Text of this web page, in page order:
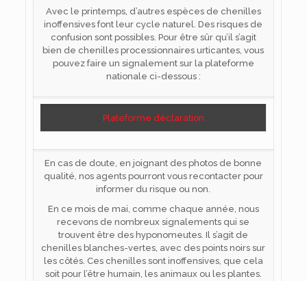
Avec le printemps, d’autres espèces de chenilles
inoffensives font leur cycle naturel. Des risques de
confusion sont possibles. Pour être sûr qu’il s’agit
bien de chenilles processionnaires urticantes, vous
pouvez faire un signalement sur la plateforme
nationale ci-dessous :
Plateforme déclaration
En cas de doute, en joignant des photos de bonne
qualité, nos agents pourront vous recontacter pour
informer du risque ou non.
En ce mois de mai, comme chaque année, nous
recevons de nombreux signalements qui se
trouvent être des hyponomeutes. Il s’agit de
chenilles blanches-vertes, avec des points noirs sur
les côtés. Ces chenilles sont inoffensives, que cela
soit pour l’être humain, les animaux ou les plantes.